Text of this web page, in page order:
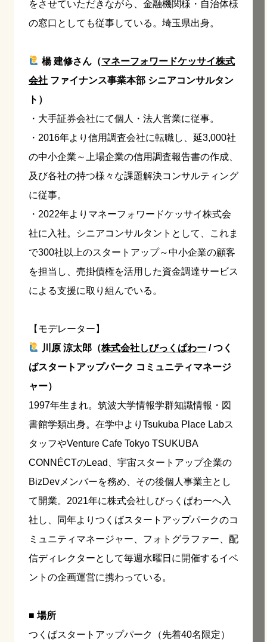
をさせていただきながら、金融機関様・自治体様
の窓口としても従事している。埼玉県出身。
楊 建修さん（マネーフォワードケッサイ株式
会社 ファイナンス事業本部 シニアコンサルタン
ト）
・大手証券会社にて個人・法人営業に従事。
・2016年より信用調査会社に転職し、延3,000社
の中小企業～上場企業の信用調査報告書の作成、
及び各社の持つ様々な課題解決コンサルティング
に従事。
・2022年よりマネーフォワードケッサイ株式会
社に入社。シニアコンサルタントとして、これま
で300社以上のスタートアップ～中小企業の顧客
を担当し、売掛債権を活用した資金調達サービス
による支援に取り組んでいる。
【モデレーター】
川原 涼太郎（株式会社しびっくぱわー / つく
ばスタートアップパーク コミュニティマネージ
ャー）
1997年生まれ。筑波大学情報学群知識情報・図
書館学類出身。在学中よりTsukuba Place Labス
タッフやVenture Cafe Tokyo TSUKUBA
CONNÉCTのLead、宇宙スタートアップ企業の
BizDevメンバーを務め、その後個人事業主とし
て開業。2021年に株式会社しびっくぱわーへ入
社し、同年よりつくばスタートアップパークのコ
ミュニティマネージャー、フォトグラファー、配
信ディレクターとして毎週水曜日に開催するイベ
ントの企画運営に携わっている。
■ 場所
つくばスタートアップパーク（先着40名限定）